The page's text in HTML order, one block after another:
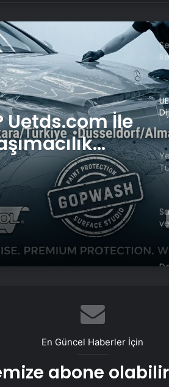
Uetds.com İle
En Güncel Haberler İçin
abone